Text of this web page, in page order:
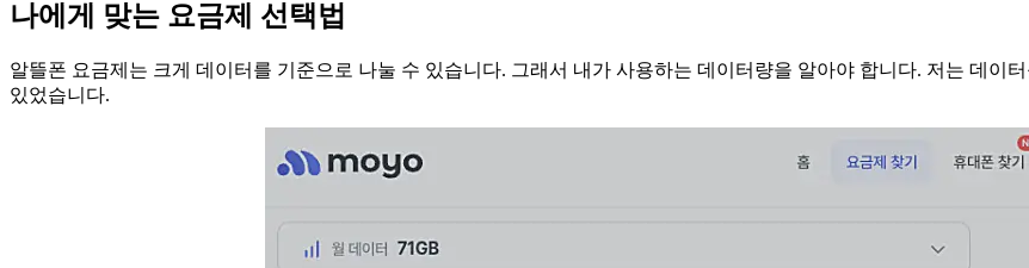
나에게 맞는 요금제 선택법
알뜰폰 요금제는 크게 데이터를 기준으로 나눌 수 있습니다. 그래서 내가 사용하는 데이터량을 알아야 합니다. 저는 데이
있었습니다.